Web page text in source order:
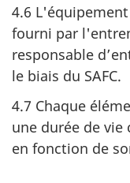
4.6
fourni par
responsable
le biais du SAFC.
4.7 Chaque
une durée de
en fonction de